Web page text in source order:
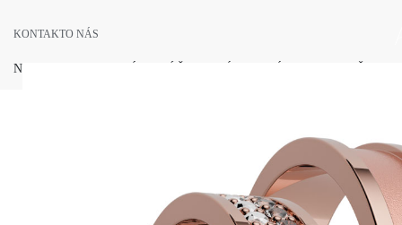
KONTAKTO NÁS
NOVINKY